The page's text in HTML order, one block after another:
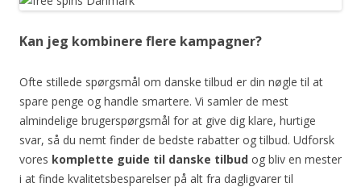
Kan jeg kombinere flere kampagner?
Ofte stillede spørgsmål om danske tilbud er din nøgle til at
spare penge og handle smartere. Vi samler de mest
almindelige brugerspørgsmål for at give dig klare, hurtige
svar, så du nemt finder de bedste rabatter og tilbud. Udforsk
vores komplette guide til danske tilbud og bliv en mester
i at finde kvalitetsbesparelser på alt fra dagligvarer til